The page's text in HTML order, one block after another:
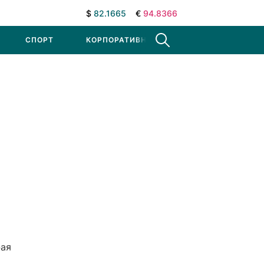
$ 82.1665 € 94.8366
СПОРТ КОРПОРАТИВНЫЕ НОВОСТИ